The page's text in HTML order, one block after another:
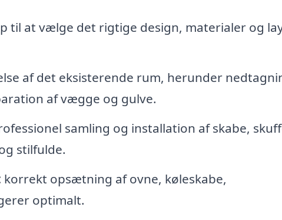
til at vælge det rigtige design, materialer og
af det eksisterende rum, herunder
af vægge og gulve.
samling og installation af skabe,
stilfulde.
korrekt opsætning af ovne, køleskabe,
optimalt.